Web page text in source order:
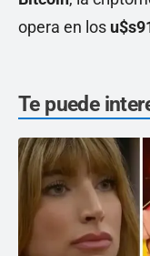
opera en los
Te puede